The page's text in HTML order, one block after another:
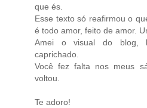
que és.
Esse texto só reafirmou o
é todo amor, feito de amor.
Amei o visual do blog,
caprichado.
Você fez falta nos meus
voltou.
Te adoro!